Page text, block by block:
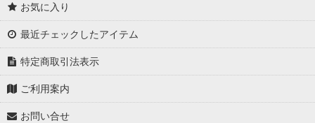
お気に入り
最近チェックしたアイテム
特定商取引法表示
ご利用案内
お問い合せ